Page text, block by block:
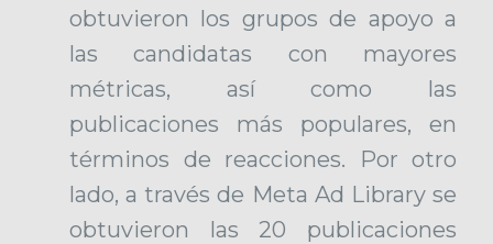
obtuvieron los grupos de apoyo a
las candidatas con mayores
métricas, así como las
publicaciones más populares, en
términos de reacciones. Por otro
lado, a través de Meta Ad Library se
obtuvieron las 20 publicaciones